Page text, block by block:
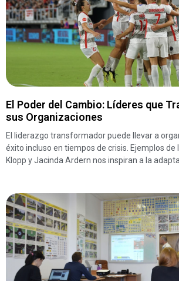
El Poder del Cambio: Líderes que
sus Organizaciones
El liderazgo transformador puede llevar a
éxito incluso en tiempos de crisis. Ejemplos
Klopp y Jacinda Ardern nos inspiran a la